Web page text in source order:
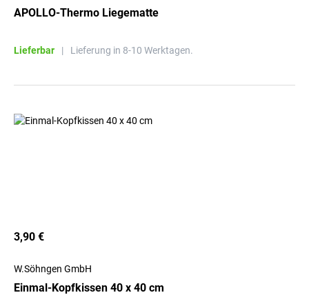
APOLLO-Thermo Liegematte
Lieferbar | Lieferung in 8-10 Werktagen.
3,90 €
W.Söhngen GmbH
Einmal-Kopfkissen 40 x 40 cm